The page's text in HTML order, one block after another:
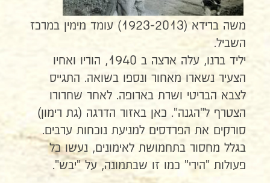
משה ברידא (1923-2013) עומד מימין במרכז
השביל.
יליד ברנו, עלה ארצה ב 1940, הוריו ואחיו
הצעיר נשארו מאחור ונספו בשואה. התגייס
לצבא הבריטי ושרת בארופה. לאחר שחרורו
הצטרף ל"הגנה". כאן באזור הדרגה (גת רימון)
סורקים את הפרדסים למניעת נוכחות ערבים.
בגלל מחסור בתחמושת לאימונים, נעשו כל
פעולות "הירי" כמו זו שבתמונה, על "יבש".